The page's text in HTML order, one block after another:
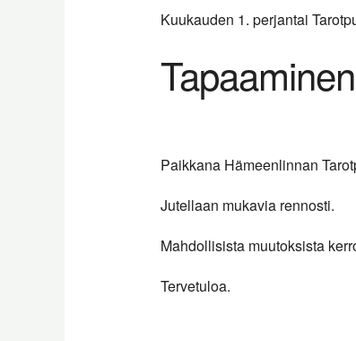
Kuukauden 1. perjantai
Paikkana Hämeenlinnan
Jutellaan mukavia rennosti.
Mahdollisista muutoksista
Tervetuloa.